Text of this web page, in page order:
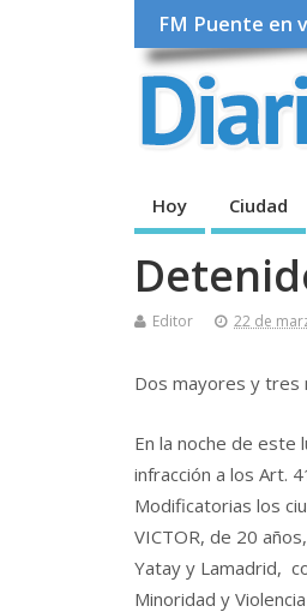
FM Puente en
Hoy Ciudad
Editor 22 de
Dos mayores y tres
En la noche de este
infracción a los Art.
Modificatorias los
VICTOR, de 20
Yatay y Lamadrid,
Minoridad y